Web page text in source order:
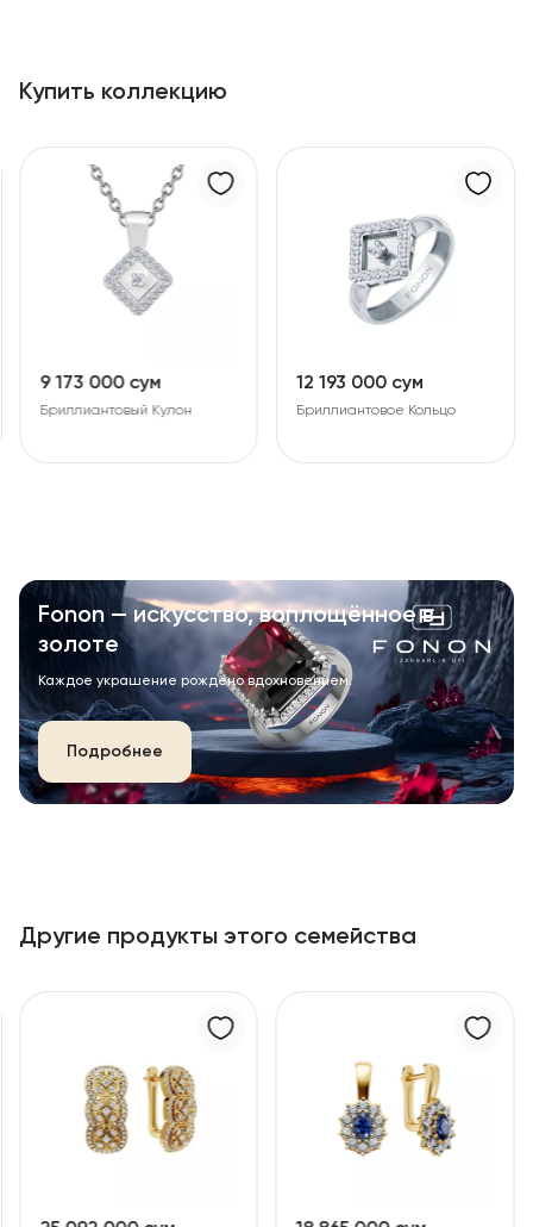
Купить коллекцию
9 173 000 сум
Бриллиантовый Кулон
12 193 000 сум
Бриллиантовое Кольцо
Fonon — искусство, воплощённое в
золоте
Каждое украшение рождено вдохновением.
Подробнее
Другие продукты этого семейства